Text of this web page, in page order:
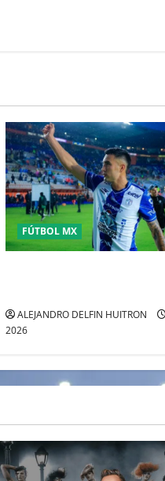
FÚTBOL MX
ALEJANDRO DELFIN HUITRON
2026